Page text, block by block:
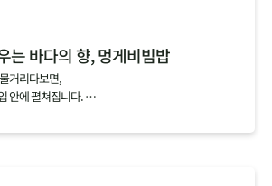
는 바다의 향, 멍게비빔밥
거리다보면,
안에 펼쳐집니다.
을 지나고 나면,